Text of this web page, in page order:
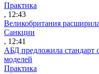
Практика
, 12:43
Великобритания
Санкции
, 12:41
АБД предложила стандарт
моделей
Практика